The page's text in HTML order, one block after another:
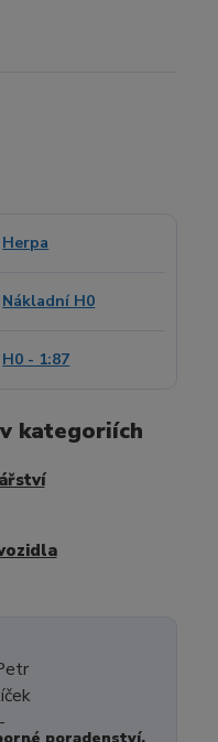
Herpa
Nákladní H0
H0 - 1:87
kategoriích